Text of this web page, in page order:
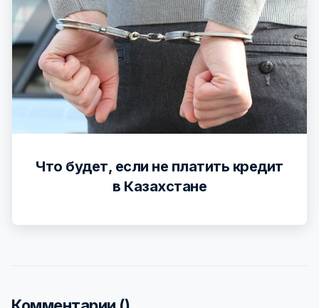
Что будет, если не платить кредит
в Казахстане